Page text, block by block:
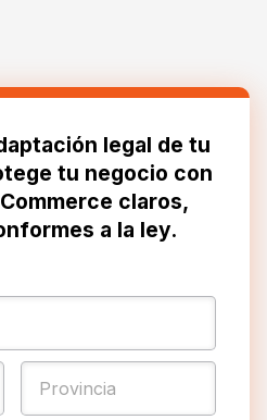
legal de tu
tu negocio con
claros,
a la ley.